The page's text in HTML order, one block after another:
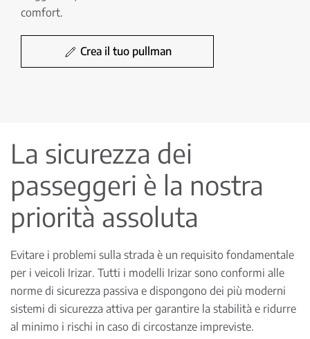
comfort.
Crea il tuo pullman
La sicurezza dei
passeggeri è la nostra
priorità assoluta
Evitare i problemi sulla strada è un requisito fondamentale
per i veicoli Irizar. Tutti i modelli Irizar sono conformi alle
norme di sicurezza passiva e dispongono dei più moderni
sistemi di sicurezza attiva per garantire la stabilità e ridurre
al minimo i rischi in caso di circostanze impreviste.